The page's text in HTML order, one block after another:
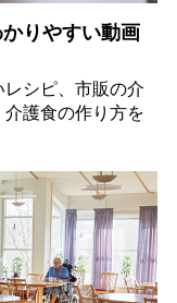
りやすい動画
シピ、市販の介
護食の作り方を